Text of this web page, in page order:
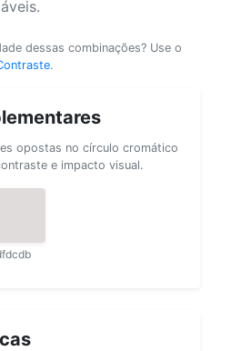
dessas combinações? Use o
.
opostas no círculo cromático
e impacto visual.